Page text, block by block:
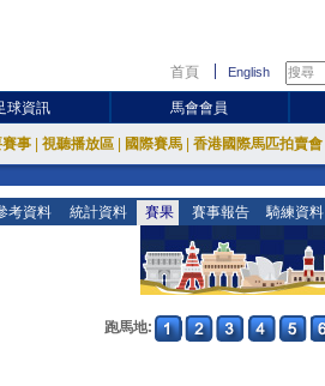
首頁 English
球資訊 馬會會員
事 視聽播放區 國際賽馬 香港國際馬匹拍賣會
考資料 統計資料 賽果 賽事報告 騎練資料
跑馬地: